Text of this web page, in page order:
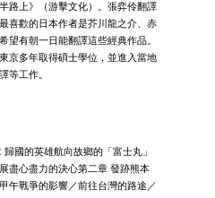
路上》（游擊文化）。張弈伶翻譯
喜歡的日本作者是芥川龍之介、赤
望有朝一日能翻譯這些經典作品。
京多年取得碩士學位，並進入當地
等工作。
國的英雄航向故鄉的「富士丸」
盡心盡力的決心第二章 發跡熊本
午戰爭的影響／前往台灣的路途／